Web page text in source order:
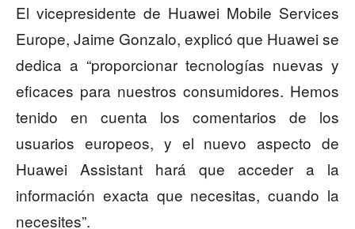
El vicepresidente de Huawei Mobile Services
Europe, Jaime Gonzalo, explicó que Huawei se
dedica a “proporcionar tecnologías nuevas y
eficaces para nuestros consumidores. Hemos
tenido en cuenta los comentarios de los
usuarios europeos, y el nuevo aspecto de
Huawei Assistant hará que acceder a la
información exacta que necesitas, cuando la
necesites”.